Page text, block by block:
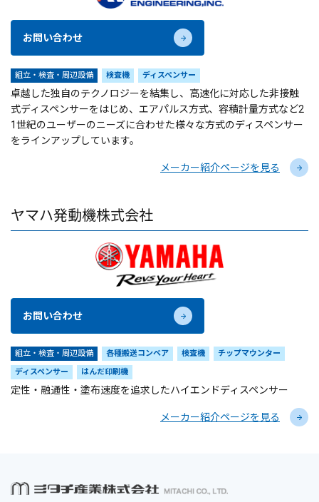
お問い合わせ
組立・検査・周辺設備 検査機 ディスペンサー
卓越した独自のテクノロジーを結集し、高速化に対応した非接触
式ディスペンサーをはじめ、エアパルス方式、容積計量方式など2
1世紀のユーザーのニーズに合わせた様々な方式のディスペンサー
をラインアップしています。
メーカー紹介ページを見る
ヤマハ発動機株式会社
お問い合わせ
組立・検査・周辺設備 各種搬送コンベア 検査機
チップマウンター
ディスペンサー
はんだ印刷機
定性・融通性・塗布速度を追求したハイエンドディスペンサー
メーカー紹介ページを見る